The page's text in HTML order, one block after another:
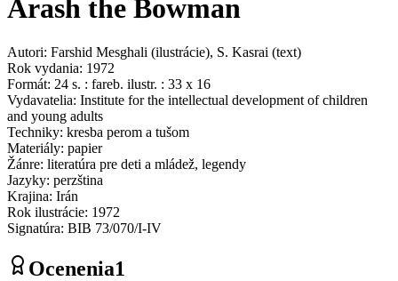
Arash the Bowman
Autori: Farshid Mesghali (ilustrácie), S. Kasrai (text)
Rok vydania: 1972
Formát: 24 s. : fareb. ilustr. : 33 x 16
Vydavatelia: Institute for the intellectual development of children
and young adults
Techniky: kresba perom a tušom
Materiály: papier
Žánre: literatúra pre deti a mládež, legendy
Jazyky: perzština
Krajina: Irán
Rok ilustrácie: 1972
Signatúra: BIB 73/070/I-IV
Ocenenia1